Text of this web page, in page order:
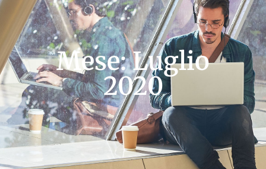
Mese: Luglio
2020